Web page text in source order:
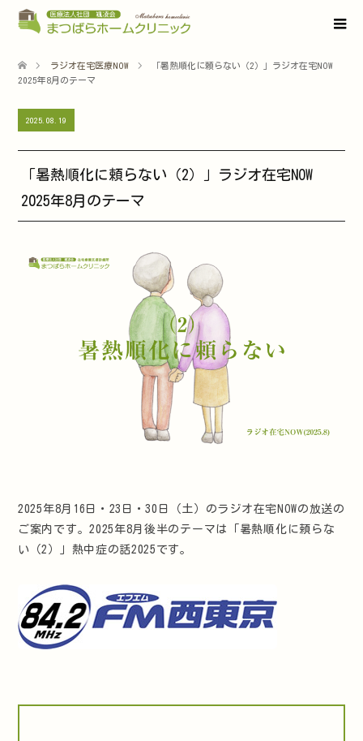
ラジオ在宅医療NOW
「暑熱順化に頼らない（2）」ラジオ在宅NOW
2025年8月のテーマ
2025.08.19
「暑熱順化に頼らない（2）」ラジオ在宅NOW
2025年8月のテーマ
2025年8月16日・23日・30日（土）のラジオ在宅NOWの放送の
ご案内です。2025年8月後半のテーマは「暑熱順化に頼らな
い（2）」熱中症の話2025です。